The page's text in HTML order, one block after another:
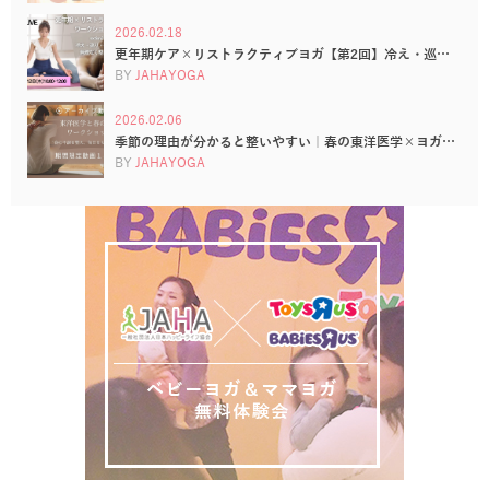
2026.02.18
更年期ケア×リストラクティブヨガ【第2回】冷え・巡…
BY JAHAYOGA
2026.02.06
季節の理由が分かると整いやすい｜春の東洋医学×ヨガ…
BY JAHAYOGA